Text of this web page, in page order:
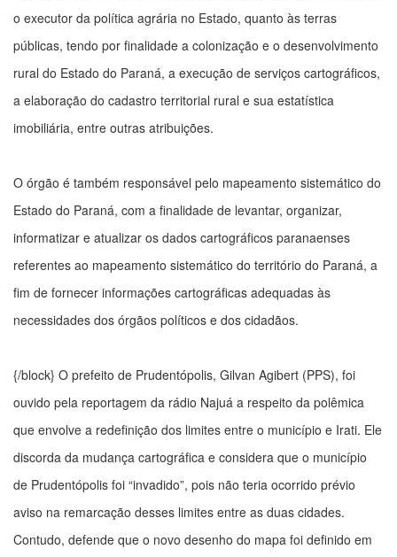
o executor da política agrária no Estado, quanto às terras
públicas, tendo por finalidade a colonização e o desenvolvimento
rural do Estado do Paraná, a execução de serviços cartográficos,
a elaboração do cadastro territorial rural e sua estatística
imobiliária, entre outras atribuições.
O órgão é também responsável pelo mapeamento sistemático do
Estado do Paraná, com a finalidade de levantar, organizar,
informatizar e atualizar os dados cartográficos paranaenses
referentes ao mapeamento sistemático do território do Paraná, a
fim de fornecer informações cartográficas adequadas às
necessidades dos órgãos políticos e dos cidadãos.
{/block} O prefeito de Prudentópolis, Gilvan Agibert (PPS), foi
ouvido pela reportagem da rádio Najuá a respeito da polêmica
que envolve a redefinição dos limites entre o município e Irati. Ele
discorda da mudança cartográfica e considera que o município
de Prudentópolis foi “invadido”, pois não teria ocorrido prévio
aviso na remarcação desses limites entre as duas cidades.
Contudo, defende que o novo desenho do mapa foi definido em